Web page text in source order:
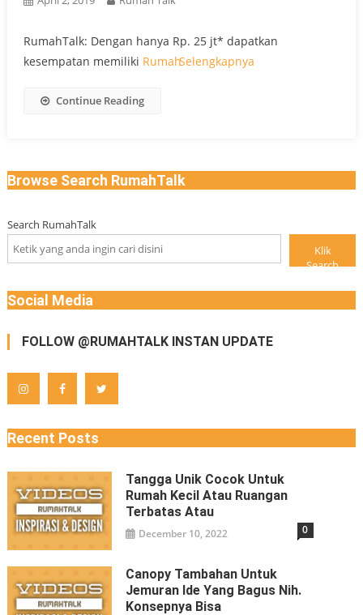
RumahTalk: Dengan hanya Rp. 25 jt* dapatkan
kesempatan memiliki RumahSelengkapnya
Continue Reading
Browse Search RumahTalk
Search RumahTalk
Klik
Search
Social Media
FOLLOW @RUMAHTALK INSTAN UPDATE
Recent Posts
Tangga Unik Cocok Untuk
Rumah Kecil Atau Ruangan
Terbatas Atau
December 10, 2022 0
Canopy Tambahan Untuk
Jemuran Ide Yang Bagus Nih.
Konsepnya Bisa